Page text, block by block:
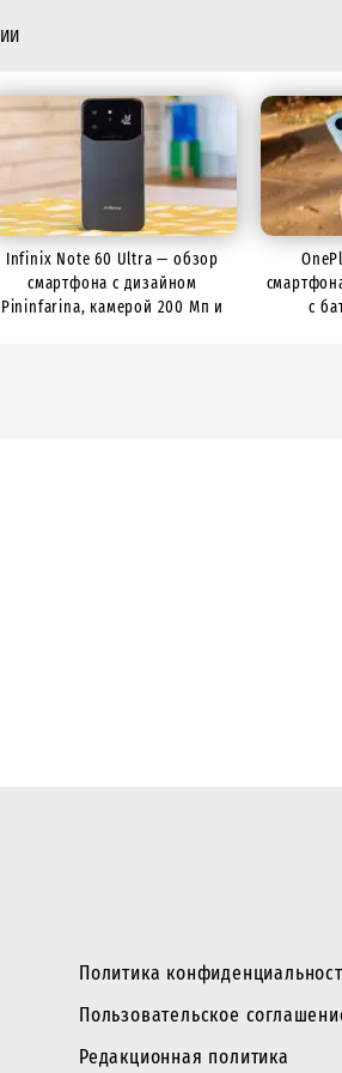
Infinix Note 60 Ultra — обзор
смартфона с дизайном
Pininfarina, камерой 200 Мп и
с
Политика
Пользовательское
Редакционная политика